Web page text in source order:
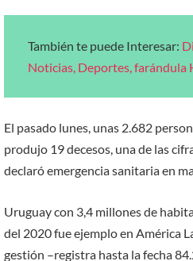
También te puede Interesar:
Noticias, Deportes, farándula
El pasado lunes, unas 2.682
produjo 19 decesos, una de las
declaró emergencia sanitaria en
Uruguay con 3,4 millones de
del 2020 fue ejemplo en América
gestión –registra hasta la fecha